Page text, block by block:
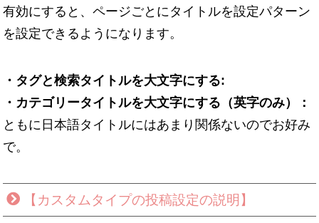
有効にすると、ページごとにタイトルを設定パターン
を設定できるようになります。
・タグと検索タイトルを大文字にする:
・カテゴリータイトルを大文字にする（英字のみ）：
ともに日本語タイトルにはあまり関係ないのでお好み
で。
【カスタムタイプの投稿設定の説明】